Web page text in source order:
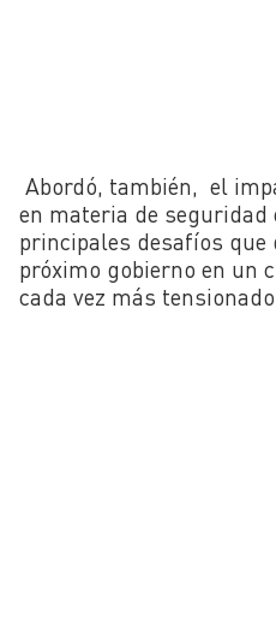
Abordó, también, el
en materia de seguridad
principales desafíos que
próximo gobierno en un
cada vez más